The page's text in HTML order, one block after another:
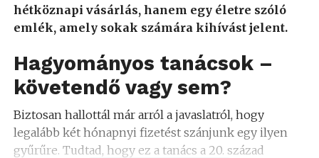
hétköznapi vásárlás, hanem egy életre szóló
emlék, amely sokak számára kihívást jelent.
Hagyományos tanácsok –
követendő vagy sem?
Biztosan hallottál már arról a javaslatról, hogy
legalább két hónapnyi fizetést szánjunk egy ilyen
gyűrűre. Tudtad, hogy ez a tanács a 20. század